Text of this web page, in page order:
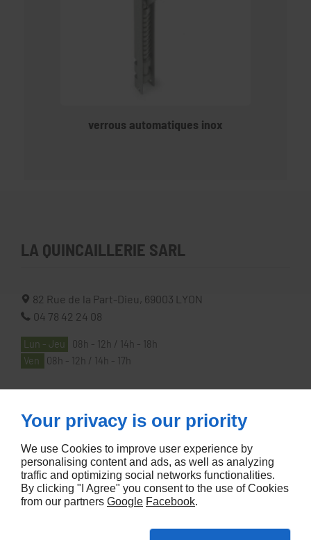
verrous automatiques inox
LA QUINCAILLERIE SARL
82 Rue de la Part-Dieu, 69003
LYON
04 78 42 24 08
Lun - Jeu
08h - 12h / 14h - 18h
Ven
08h - 12h / 14h - 17h
À PROPOS
Accueil
Contactez-nous
Mentions légales
Plan du site
Your privacy is our priority
We use Cookies to improve user experience by
personalising content and ads, as well as analyzing
traffic and optimizing social networks functionalities.
By clicking "I Agree" you consent to the use of Cookies
from our partners Google Facebook.